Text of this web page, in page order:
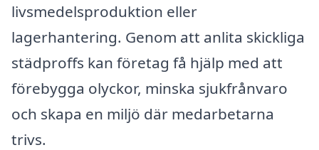
livsmedelsproduktion eller
lagerhantering. Genom att anlita skickliga
städproffs kan företag få hjälp med att
förebygga olyckor, minska sjukfrånvaro
och skapa en miljö där medarbetarna
trivs.